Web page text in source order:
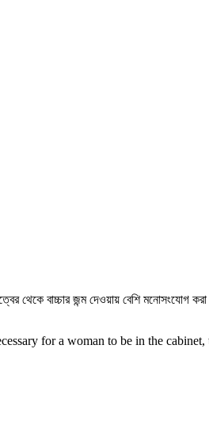
থেকে বাচ্চার জন্ম দেওয়ায় বেশি মনোসংযোগ
for a woman to be in the cabinet,